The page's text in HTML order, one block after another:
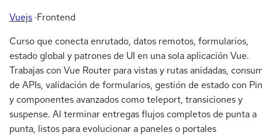
Vuejs ·Frontend
Curso que conecta enrutado, datos remotos, formularios,
estado global y patrones de UI en una sola aplicación Vue.
Trabajas con Vue Router para vistas y rutas anidadas,
de APIs, validación de formularios, gestión de estado con
y componentes avanzados como teleport, transiciones y
suspense. Al terminar entregas flujos completos de punta a
punta, listos para evolucionar a paneles o portales